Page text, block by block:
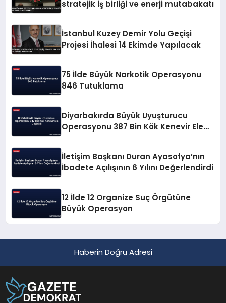
stratejik iş birliği ve enerji mutabakatı
İstanbul Kuzey Demir Yolu Geçişi
Projesi İhalesi 14 Ekimde Yapılacak
75 İlde Büyük Narkotik Operasyonu
846 Tutuklama
Diyarbakırda Büyük Uyuşturucu
Operasyonu 387 Bin Kök Kenevir Ele
İletişim Başkanı Duran Ayasofya’nın
İbadete Açılışının 6 Yılını Değerlendirdi
12 İlde 12 Organize Suç Örgütüne
Büyük Operasyon
Haberin Doğru Adresi